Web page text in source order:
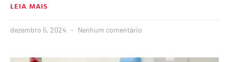
LEIA MAIS
dezembro 5, 2024 Nenhum comentário